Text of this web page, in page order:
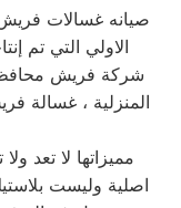
صيانه غسالات فريش
الاولي التي تم
شركة فريش محافظة
المنزلية ، غسالة
مميزاتها لا تعد
اصلية وليست